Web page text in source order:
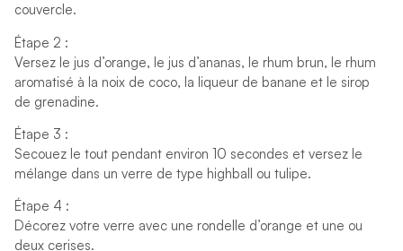
couvercle.
Étape 2 :
Versez le jus d’orange, le jus d’ananas, le rhum brun, le rhum
aromatisé à la noix de coco, la liqueur de banane et le sirop
de grenadine.
Étape 3 :
Secouez le tout pendant environ 10 secondes et versez le
mélange dans un verre de type highball ou tulipe.
Étape 4 :
Décorez votre verre avec une rondelle d’orange et une ou
deux cerises.